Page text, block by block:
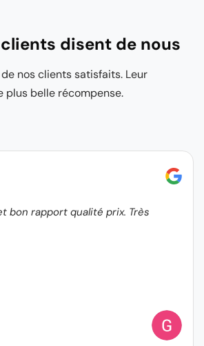
disent de nous
nos clients satisfaits. Leur
plus belle récompense.
bon rapport qualité prix. Très